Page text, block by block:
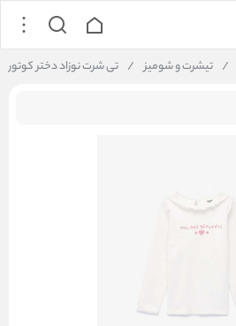
/ تیشرت و شومیز / تی شرت نوزاد دختر کوتون Koton کد 6WMG10188AK